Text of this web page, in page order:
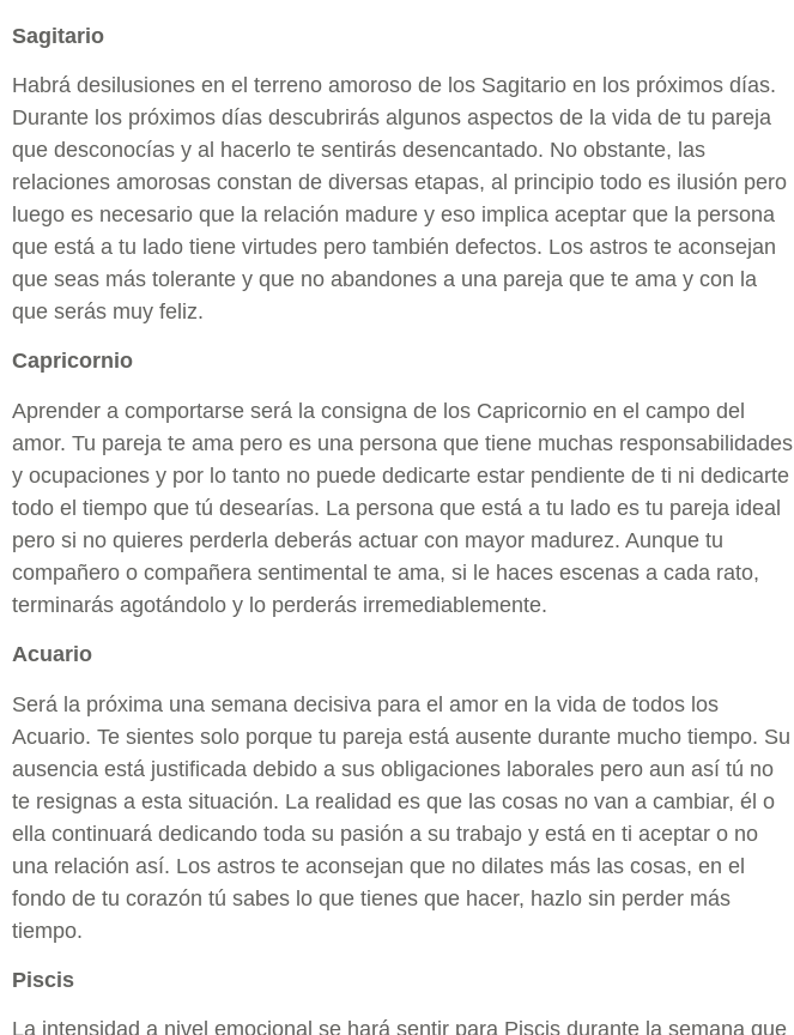
Sagitario
Habrá desilusiones en el terreno amoroso de los Sagitario en los próximos días.
Durante los próximos días descubrirás algunos aspectos de la vida de tu pareja
que desconocías y al hacerlo te sentirás desencantado. No obstante, las
relaciones amorosas constan de diversas etapas, al principio todo es ilusión pero
luego es necesario que la relación madure y eso implica aceptar que la persona
que está a tu lado tiene virtudes pero también defectos. Los astros te aconsejan
que seas más tolerante y que no abandones a una pareja que te ama y con la
que serás muy feliz.
Capricornio
Aprender a comportarse será la consigna de los Capricornio en el campo del
amor. Tu pareja te ama pero es una persona que tiene muchas responsabilidades
y ocupaciones y por lo tanto no puede dedicarte estar pendiente de ti ni dedicarte
todo el tiempo que tú desearías. La persona que está a tu lado es tu pareja ideal
pero si no quieres perderla deberás actuar con mayor madurez. Aunque tu
compañero o compañera sentimental te ama, si le haces escenas a cada rato,
terminarás agotándolo y lo perderás irremediablemente.
Acuario
Será la próxima una semana decisiva para el amor en la vida de todos los
Acuario. Te sientes solo porque tu pareja está ausente durante mucho tiempo. Su
ausencia está justificada debido a sus obligaciones laborales pero aun así tú no
te resignas a esta situación. La realidad es que las cosas no van a cambiar, él o
ella continuará dedicando toda su pasión a su trabajo y está en ti aceptar o no
una relación así. Los astros te aconsejan que no dilates más las cosas, en el
fondo de tu corazón tú sabes lo que tienes que hacer, hazlo sin perder más
tiempo.
Piscis
La intensidad a nivel emocional se hará sentir para Piscis durante la semana que